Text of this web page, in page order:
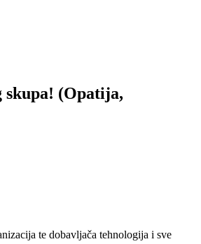
(Opatija,
te dobavljača tehnologija i sve